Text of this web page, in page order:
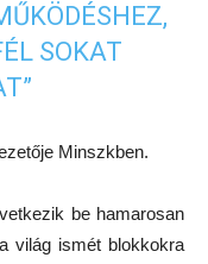
SOKAT
Minszkben.
be hamarosan
világ ismét blokkokra